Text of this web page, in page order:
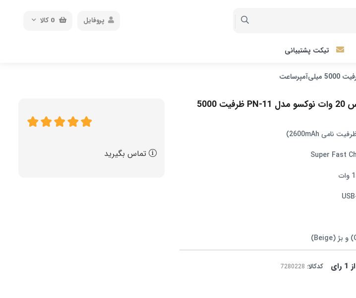
0 کالا پروفایل
تیکت پشتیبانی
پاوربانک مگنتی وایرلس 20 وات نوکسو مدل PN-11 ظرفیت 5000
از 1 رای کدکالا:
تماس بگیرید